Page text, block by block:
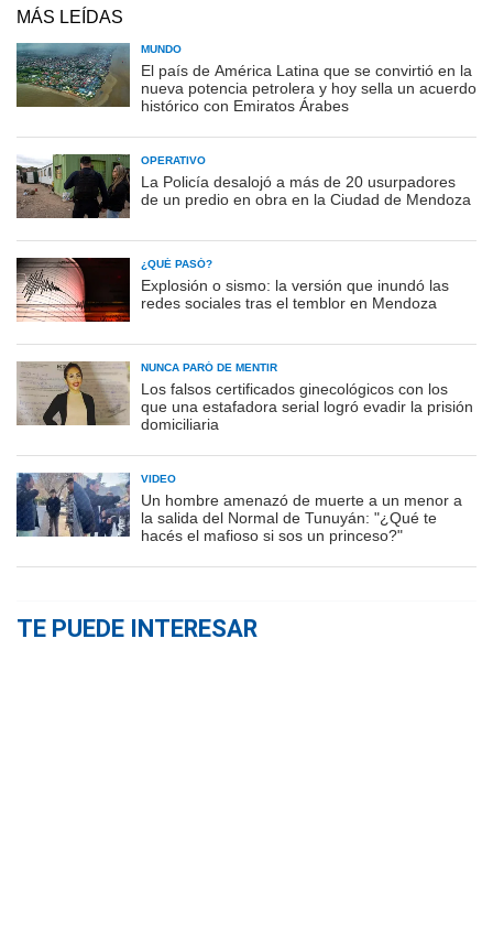
MÁS LEÍDAS
MUNDO
El país de América Latina que se convirtió en la
nueva potencia petrolera y hoy sella un acuerdo
histórico con Emiratos Árabes
OPERATIVO
La Policía desalojó a más de 20 usurpadores
de un predio en obra en la Ciudad de Mendoza
¿QUÉ PASÓ?
Explosión o sismo: la versión que inundó las
redes sociales tras el temblor en Mendoza
NUNCA PARÓ DE MENTIR
Los falsos certificados ginecológicos con los
que una estafadora serial logró evadir la prisión
domiciliaria
VIDEO
Un hombre amenazó de muerte a un menor a
la salida del Normal de Tunuyán: "¿Qué te
hacés el mafioso si sos un princeso?"
TE PUEDE INTERESAR